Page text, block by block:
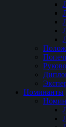
Номинанты